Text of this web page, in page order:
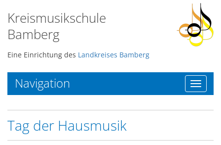
Kreismusikschule
Bamberg
Eine Einrichtung des Landkreises Bamberg
Navigation
Toggle
Tag der Hausmusik